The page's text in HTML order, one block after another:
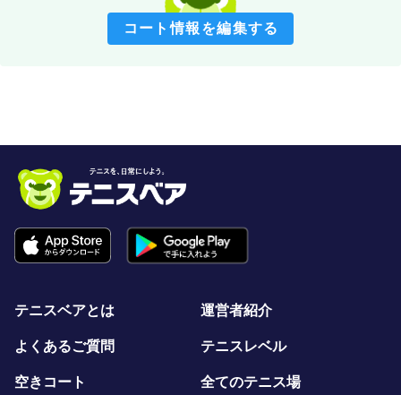
コート情報を編集する
テニスベアとは 運営者紹介
よくあるご質問 テニスレベル
空きコート 全てのテニス場